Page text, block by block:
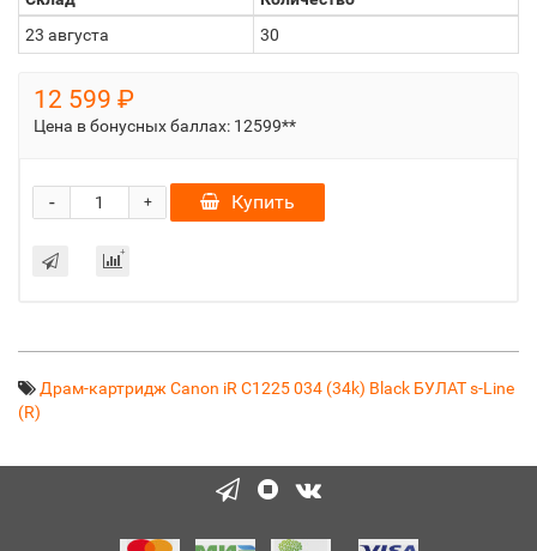
23 августа
30
12 599 ₽
Цена в бонусных баллах: 12599**
+
- Купить
Драм-картридж Canon iR C1225 034 (34k) Black БУЛАТ s-Line
(R)